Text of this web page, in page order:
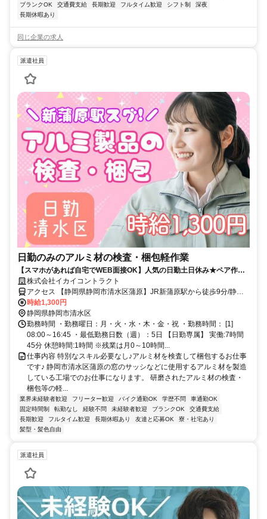
ブランクOK
交通費支給 長期歓迎 フルタイム歓迎 シフト制
深夜
長期休暇あり
同じ企業の求人
派遣社員
日勤のみのアルミ材の検査・梱包軽作業
【スマホがあれば自宅でWEB面接OK】人気の日勤土日休み★ペア作業
だから未経験からでも安心♪20～40代女性活躍中
株式会社イカイコントラクト
アクセス 【静岡県静岡市清水区蒲原】JR新蒲原駅から徒歩9分/静岡
市立蒲原中学校から徒歩約5分
時給1,300円
静岡県静岡市清水区
勤務時間 ・勤務曜日：月・火・水・木・金・祝 ・勤務時間： [1]
08:00～16:45 ・最低勤務日数（週）：5日 【日勤専属】 実働:7時間
45分 休憩時間:1時間 ※残業は月0～10時間...
仕事内容 特別なスキル必要なし♪アルミ材を検査して梱包するお仕事
です♪ 静岡市清水区蒲原の窓のサッシなどに使用するアルミ材を製造
している工場でのお仕事になります。 研磨されたアルミ材の検査・
梱包等の軽...
業界未経験者歓迎 フリーター歓迎 バイク通勤OK 学歴不問
車通勤OK
固定時間制
転勤なし 経験不問 未経験者歓迎 ブランクOK
交通費支給
長期歓迎
フルタイム歓迎 長期休暇あり 友達と応募OK
寮・社宅あり
髪型・髪色自由
派遣社員